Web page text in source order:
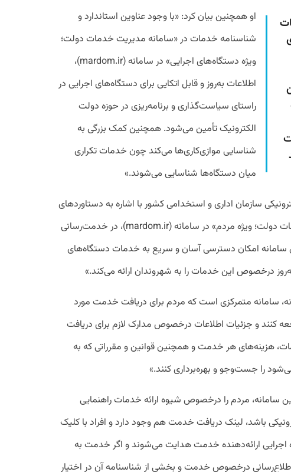
او همچنین بیان کرد: «با وجود عناوین استاندارد و
شناسنامه خدمات در «سامانه مدیریت خدمات دولت؛
ویژه دستگاه‌های اجرایی» در سامانه (mardom.ir)،
اطلاعات به‌روز و قابل اتکایی برای دستگاه‌های اجرایی در
راستای سیاست‌گذاری و برنامه‌ریزی‌ در حوزه دولت
الکترونیک تأمین می‌شود. همچنین کمک بزرگی به
شناسایی موازی‌کاری‌ها می‌کند چون خدمات تکراری
میان دستگاه‌ها شناسایی می‌شوند.»
سازمان اداری و استخدامی کشور با اشاره به دستاوردهای
زیرسامانه «سامانه ملی خدمات دولت؛ ویژه مردم» در سامانه (mardom.ir)، در خدمت‌رسانی
سامانه امکان دسترسی آسان و سریع به خدمات دستگاه‌های
درخصوص این خدمات را به شهروندان ارائه می‌کند.»
سامانه متمرکزی است که مردم برای دریافت خدمت مورد
کنند و جزئیات اطلاعات درخصوص مدارک لازم برای دریافت
هزینه‌های هر خدمت و همچنین قوانین و مقرراتی که به
را جست‌وجو و بهره‌برداری کنند.»
سامانه، مردم را درخصوص شیوه ارائه خدمات راهنمایی
باشد، لینک دریافت خدمت هم وجود دارد و افراد با کلیک
اجرایی ارائه‌دهنده خدمت هدایت می‌شوند و اگر خدمت به
درخصوص خدمت و بخشی از شناسنامه آن در اختیار